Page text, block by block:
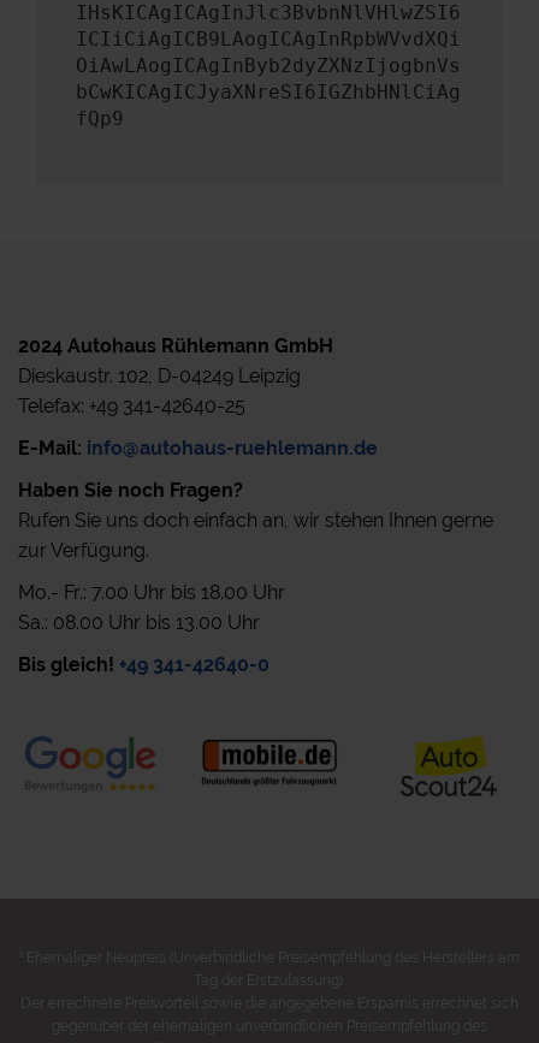
IHsKICAgICAgInJlc3BvbnNlVHlwZSI6
ICIiCiAgICB9LAogICAgInRpbWVvdXQi
OiAwLAogICAgInByb2dyZXNzIjogbnVs
bCwKICAgICJyaXNreSI6IGZhbHNlCiAg
fQp9
2024 Autohaus Rühlemann GmbH
Dieskaustr. 102, D-04249 Leipzig
Telefax: +49 341-42640-25
E-Mail: info@autohaus-ruehlemann.de
Haben Sie noch Fragen?
Rufen Sie uns doch einfach an, wir stehen Ihnen gerne
zur Verfügung.
Mo.- Fr.: 7.00 Uhr bis 18.00 Uhr
Sa.: 08.00 Uhr bis 13.00 Uhr
Bis gleich! +49 341-42640-0
Ehemaliger Neupreis (Unverbindliche Preisempfehlung des Herstellers am
Tag der Erstzulassung).
Der errechnete Preisvorteil sowie die angegebene Ersparnis errechnet sich
gegenüber der ehemaligen unverbindlichen Preisempfehlung des